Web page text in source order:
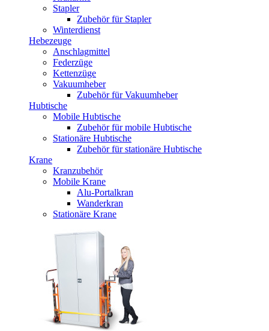
Stapler
Zubehör für Stapler
Winterdienst
Hebezeuge
Anschlagmittel
Federzüge
Kettenzüge
Vakuumheber
Zubehör für Vakuumheber
Hubtische
Mobile Hubtische
Zubehör für mobile Hubtische
Stationäre Hubtische
Zubehör für stationäre Hubtische
Krane
Kranzubehör
Mobile Krane
Alu-Portalkran
Wanderkran
Stationäre Krane